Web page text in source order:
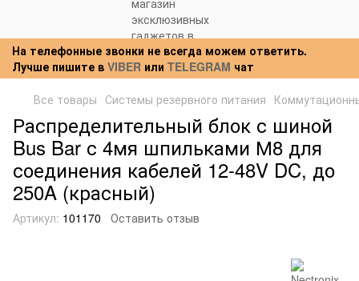
На телефонные звонки не всегда можем ответить.
Лучше пишите в VIBER или TELEGRAM чат
Все товары Системы резервного питания
Распределительный блок с шиной
Bus Bar с 4мя шпильками М8 для
соединения кабелей 12-48V DC, до
250A (красный)
Артикул: 101170 Оставить отзыв